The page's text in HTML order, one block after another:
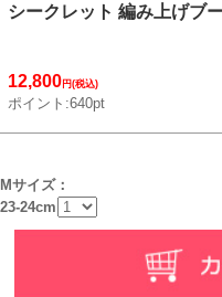
シークレット 編み上げブ
12,800円(税込)
ポイント:640pt
Mサイズ：
23-24cm